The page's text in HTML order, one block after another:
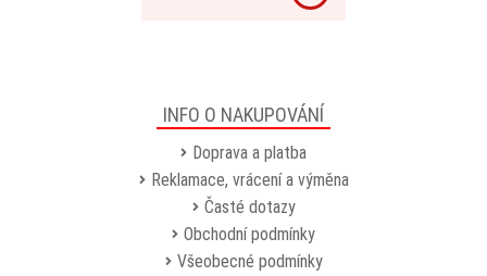
INFO O NAKUPOVÁNÍ
Doprava a platba
Reklamace, vrácení a výměna
Časté dotazy
Obchodní podmínky
Všeobecné podmínky